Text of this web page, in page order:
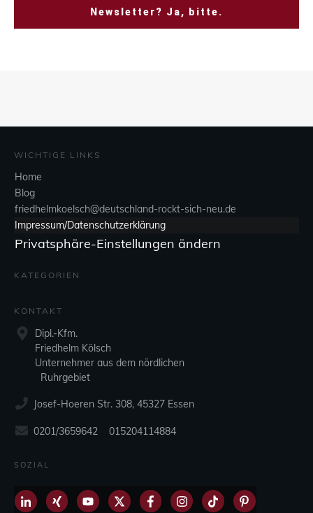
Newsletter? Ja, bitte.
WICHTIGE LINKS
Home
Blog
friedhelmkoelsch@deutschland-rockt-sich-neu.de
Impressum/Datenschutzerklärung
Privatsphäre-Einstellungen ändern
KATEGORIEN
KONTAKT
Dipl.-Kfm.
Friedhelm Kölsch
Unternehmer aus dem nördlichen
Ruhrgebiet
Josef-Hoeren Str. 308, 45327 Essen
0201/3659642 015204114884
SOZIAL